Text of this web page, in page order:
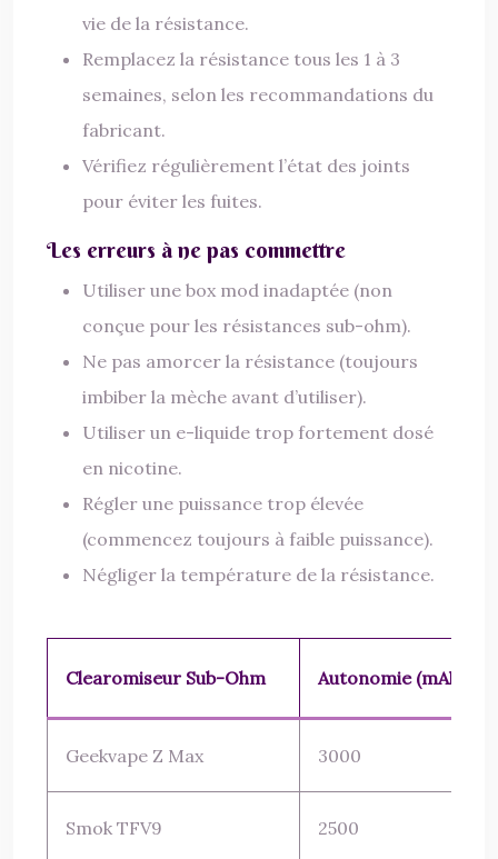
vie de la résistance.
Remplacez la résistance tous les 1 à 3
semaines, selon les recommandations du
fabricant.
Vérifiez régulièrement l’état des joints
pour éviter les fuites.
Les erreurs à ne pas commettre
Utiliser une box mod inadaptée (non
conçue pour les résistances sub-ohm).
Ne pas amorcer la résistance (toujours
imbiber la mèche avant d’utiliser).
Utiliser un e-liquide trop fortement dosé
en nicotine.
Régler une puissance trop élevée
(commencez toujours à faible puissance).
Négliger la température de la résistance.
Clearomiseur Sub-Ohm Autonomie (mAh)
Geekvape Z Max 3000
Smok TFV9 2500